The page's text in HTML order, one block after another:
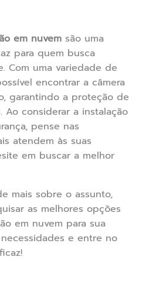
em nuvem são uma
para quem busca
Com uma variedade de
encontrar a câmera
garantindo a proteção de
Ao considerar a instalação
pense nas
atendem às suas
em buscar a melhor
mais sobre o assunto,
as melhores opções
em nuvem para sua
e entre no